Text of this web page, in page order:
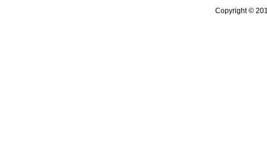
Copyright ©